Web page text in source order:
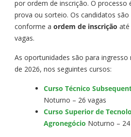
por ordem de inscrição. O processo
prova ou sorteio. Os candidatos são
conforme a ordem de inscrição até
vagas.
As oportunidades são para
de 2026, nos seguintes cursos:
Curso Técnico
Noturno – 26 vagas
Curso Superior de
Agronegócio Noturno –